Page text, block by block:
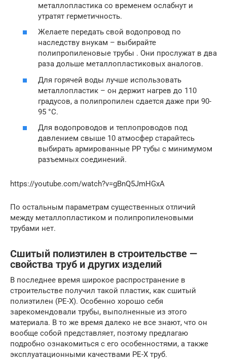
металлопластика со временем ослабнут и
утратят герметичность.
Желаете передать свой водопровод по
наследству внукам – выбирайте
полипропиленовые трубы . Они прослужат в два
раза дольше металлопластиковых аналогов.
Для горячей воды лучше использовать
металлопластик – он держит нагрев до 110
градусов, а полипропилен сдается даже при 90-
95 °C.
Для водопроводов и теплопроводов под
давлением свыше 10 атмосфер старайтесь
выбирать армированные РР тубы с минимумом
разъемных соединений.
https://youtube.com/watch?v=gBnQ5JmHGxA
По остальным параметрам существенных отличий
между металлопластиком и полипропиленовыми
трубами нет.
Сшитый полиэтилен в строительстве —
свойства труб и других изделий
В последнее время широкое распространение в
строительстве получил такой пластик, как сшитый
полиэтилен (PE-X). Особенно хорошо себя
зарекомендовали трубы, выполненные из этого
материала. В то же время далеко не все знают, что он
вообще собой представляет, поэтому предлагаю
подробно ознакомиться с его особенностями, а также
эксплуатационными качествами PE-X труб.